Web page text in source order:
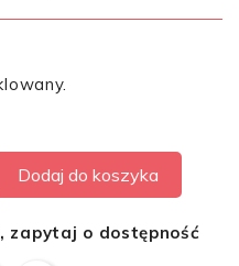
Dodaj do koszyka
zapytaj o dostępność